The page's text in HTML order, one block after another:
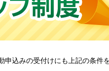
申込みの受付けにも上記の条件